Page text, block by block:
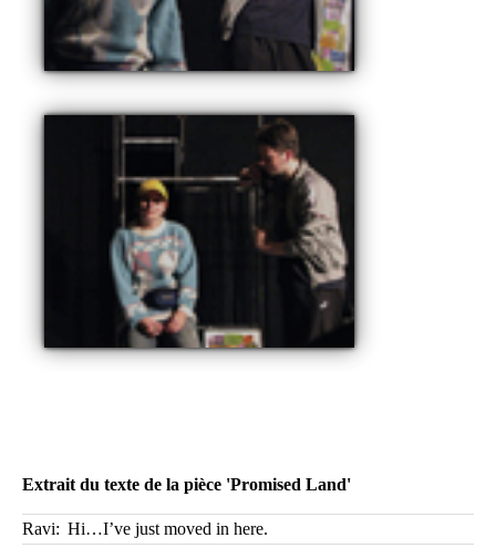
Extrait du texte de la pièce 'Promised Land'
Ravi: Hi…I’ve just moved in here.